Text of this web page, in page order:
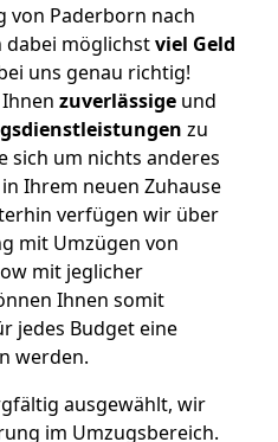
von Paderborn nach
dabei möglichstviel Geld
uns genau richtig!
zuverlässige und
zu
sich um nichts anderes
Ihrem neuen Zuhause
verfügen wir über
mit Umzügen von
mit jeglicher
Ihnen somit
jedes Budget eine
werden.
ausgewählt, wir
im Umzugsbereich.